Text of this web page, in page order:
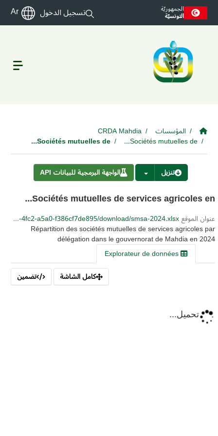
Skip to main content
الجمهوريّة
التونسيّة تسجيل الدخول Ar
المؤسسات CRDA Mahdia
Sociétés mutuelles de...
Sociétés mutuelles de...
تنزيل الواجهة البرمجية للبيانات API
Sociétés mutuelles de services agricoles en...
عنوان الموقع URL:https://catalog.agridata.tn/dataset/cea7c2df-7444-4461-9728-7e9c4d7ba012/resource/860c571a-99d4-4fc2-a5a0-f386cf7de895/download/smsa-2024.xlsx
Répartition des sociétés mutuelles de services agricoles par
délégation dans le gouvernorat de Mahdia en 2024
Explorateur de données
كامل الشاشة
تضمين